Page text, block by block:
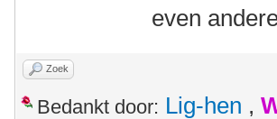
even
Zoek
Bedankt door: Lig-hen ,